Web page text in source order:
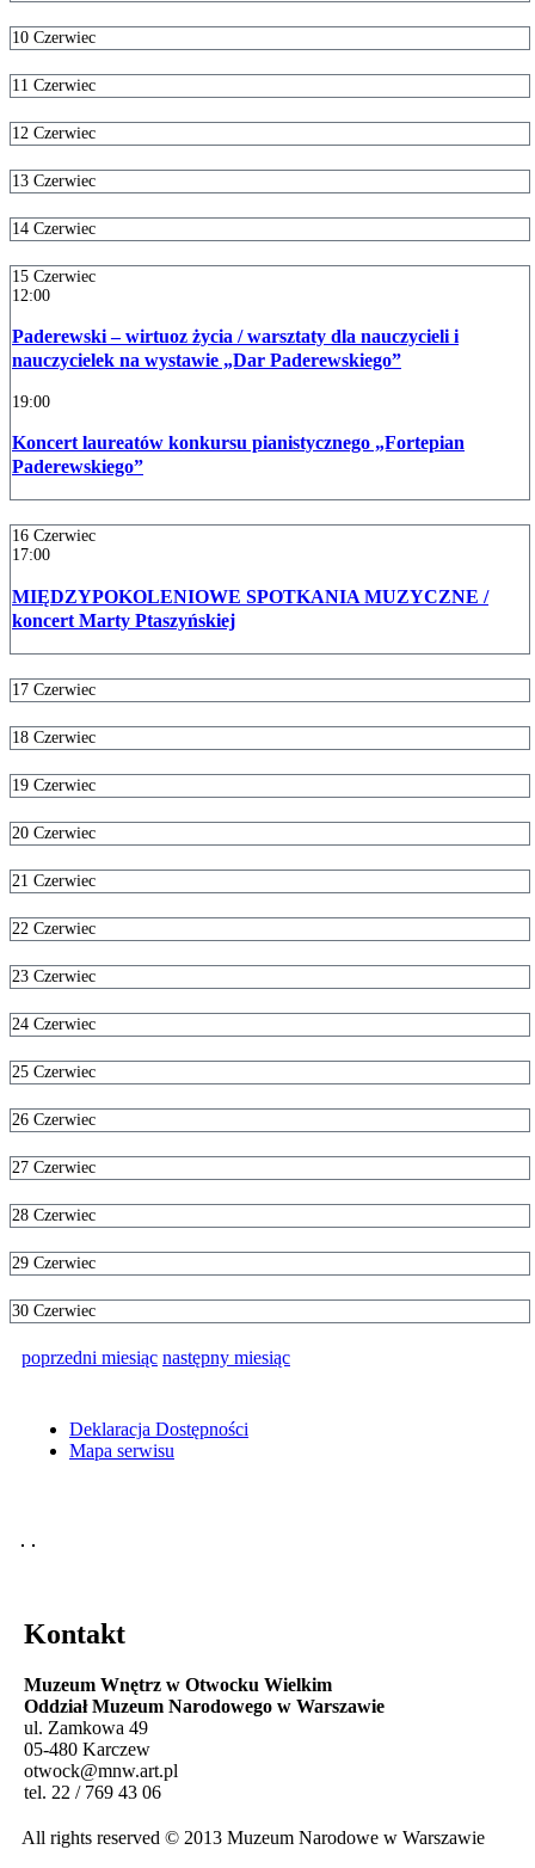
10 Czerwiec
11 Czerwiec
12 Czerwiec
13 Czerwiec
14 Czerwiec
15 Czerwiec
12:00
Paderewski – wirtuoz życia / warsztaty dla nauczycieli i
nauczycielek na wystawie „Dar Paderewskiego”
19:00
Koncert laureatów konkursu pianistycznego „Fortepian
Paderewskiego”
16 Czerwiec
17:00
MIĘDZYPOKOLENIOWE SPOTKANIA MUZYCZNE /
koncert Marty Ptaszyńskiej
17 Czerwiec
18 Czerwiec
19 Czerwiec
20 Czerwiec
21 Czerwiec
22 Czerwiec
23 Czerwiec
24 Czerwiec
25 Czerwiec
26 Czerwiec
27 Czerwiec
28 Czerwiec
29 Czerwiec
30 Czerwiec
poprzedni miesiąc następny miesiąc
Deklaracja Dostępności
Mapa serwisu
Kontakt
Muzeum Wnętrz w Otwocku Wielkim
Oddział Muzeum Narodowego w Warszawie
ul. Zamkowa 49
05-480 Karczew
otwock@mnw.art.pl
tel. 22 / 769 43 06
All rights reserved © 2013 Muzeum Narodowe w Warszawie